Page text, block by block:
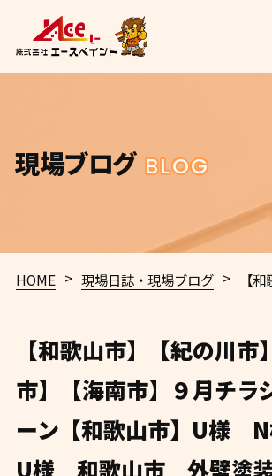
現場ブログ BLOG
HOME > 現場日誌・現場ブログ > 【和歌山市】【紀の川市】
【和歌山市】【紀の川市
市】【海南市】９月チラ
ーン【和歌山市】U様
U様 和歌山市 外壁塗